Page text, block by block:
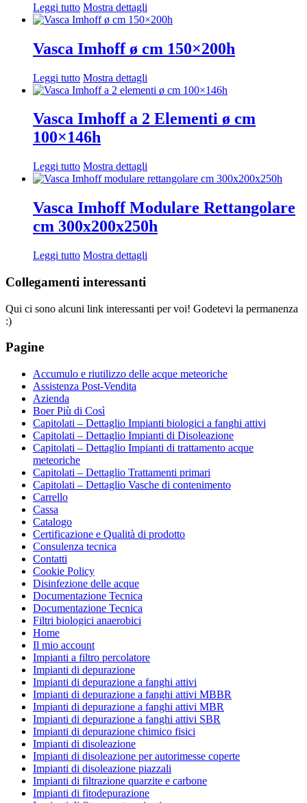
Leggi tutto Mostra dettagli
Vasca Imhoff ø cm 150×200h
Leggi tutto Mostra dettagli
Vasca Imhoff a 2 Elementi ø cm
100×146h
Leggi tutto Mostra dettagli
Vasca Imhoff Modulare Rettangolare
cm 300x200x250h
Leggi tutto Mostra dettagli
Collegamenti interessanti
Qui ci sono alcuni link interessanti per voi! Godetevi la permanenza
:)
Pagine
Accumulo e riutilizzo delle acque meteoriche
Assistenza Post-Vendita
Azienda
Boer Più di Così
Capitolati – Dettaglio Impianti biologici a fanghi attivi
Capitolati – Dettaglio Impianti di Disoleazione
Capitolati – Dettaglio Impianti di trattamento acque
meteoriche
Capitolati – Dettaglio Trattamenti primari
Capitolati – Dettaglio Vasche di contenimento
Carrello
Cassa
Catalogo
Certificazione e Qualità di prodotto
Consulenza tecnica
Contatti
Cookie Policy
Disinfezione delle acque
Documentazione Tecnica
Documentazione Tecnica
Filtri biologici anaerobici
Home
Il mio account
Impianti a filtro percolatore
Impianti di depurazione
Impianti di depurazione a fanghi attivi
Impianti di depurazione a fanghi attivi MBBR
Impianti di depurazione a fanghi attivi MBR
Impianti di depurazione a fanghi attivi SBR
Impianti di depurazione chimico fisici
Impianti di disoleazione
Impianti di disoleazione per autorimesse coperte
Impianti di disoleazione piazzali
Impianti di filtrazione quarzite e carbone
Impianti di fitodepurazione